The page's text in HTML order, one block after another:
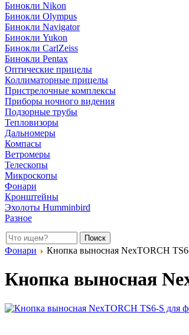
Бинокли Nikon
Бинокли Olympus
Бинокли Navigator
Бинокли Yukon
Бинокли CarlZeiss
Бинокли Pentax
Оптические прицелы
Коллиматорные прицелы
Пристрелочные комплексы
Приборы ночного видения
Подзорные трубы
Тепловизоры
Дальномеры
Компасы
Ветромеры
Телескопы
Микроскопы
Фонари
Кронштейны
Эхолоты Humminbird
Разное
Фонари Кнопка выносная NexTORCH
Кнопка выносная